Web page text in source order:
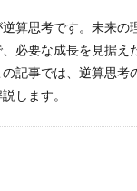
算思考です。未来の
必要な成長を見据え
記事では、逆算思考
します。